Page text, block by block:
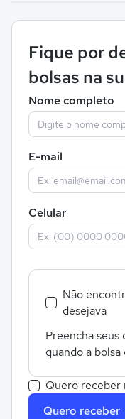
Fique por
bolsas na
Nome completo
E-mail
Celular
Não
desejava
Preencha seus
quando a
Quero receber
Quero receber